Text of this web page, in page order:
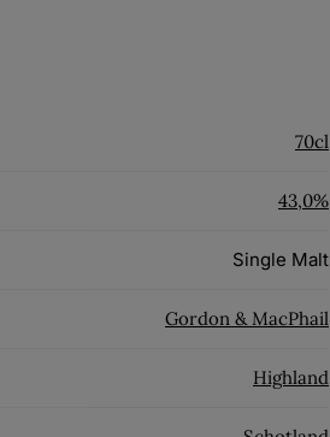
70cl
43,0%
Single Malt
Gordon & MacPhail
Highland